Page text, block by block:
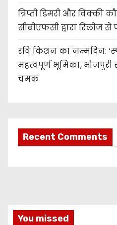
त्रिप्ती डिमरी और विक्की
सीबीएफसी द्वारा रिलीज
रवि किशन का जन्मदिन:
महत्वपूर्ण भूमिका, भोजपुरी
चमक
Recent Comments
You missed